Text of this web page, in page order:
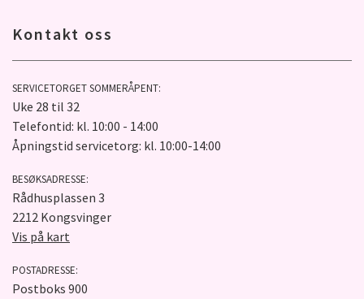
Kontakt oss
SERVICETORGET SOMMERÅPENT:
Uke 28 til 32
Telefontid: kl. 10:00 - 14:00
Åpningstid servicetorg: kl. 10:00-14:00
BESØKSADRESSE:
Rådhusplassen 3
2212 Kongsvinger
Vis på kart
POSTADRESSE:
Postboks 900